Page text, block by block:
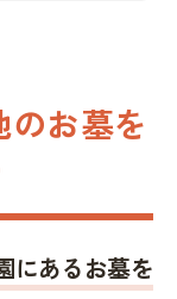
お墓を
にあるお墓を